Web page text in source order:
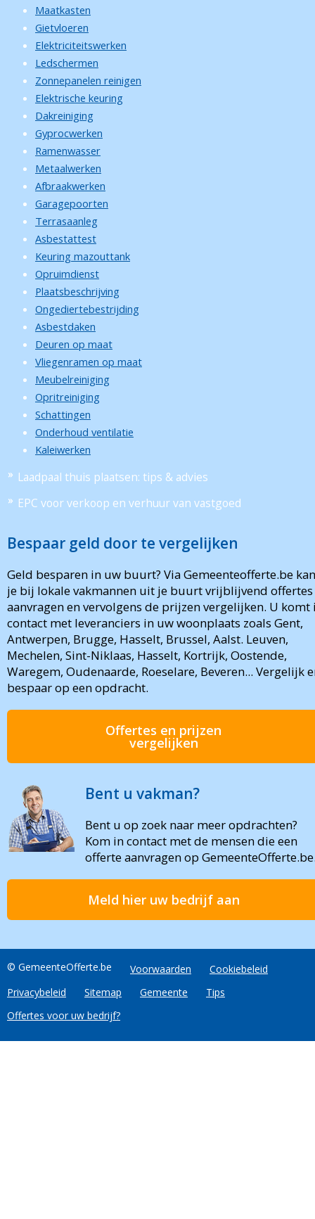
Maatkasten
Gietvloeren
Elektriciteitswerken
Ledschermen
Zonnepanelen reinigen
Elektrische keuring
Dakreiniging
Gyprocwerken
Ramenwasser
Metaalwerken
Afbraakwerken
Garagepoorten
Terrasaanleg
Asbestattest
Keuring mazouttank
Opruimdienst
Plaatsbeschrijving
Ongediertebestrijding
Asbestdaken
Deuren op maat
Vliegenramen op maat
Meubelreiniging
Opritreiniging
Schattingen
Onderhoud ventilatie
Kaleiwerken
Laadpaal thuis plaatsen: tips & advies
EPC voor verkoop en verhuur van vastgoed
Bespaar geld door te vergelijken
Geld besparen in uw buurt? Via Gemeenteofferte.be kan
je bij lokale vakmannen uit je buurt vrijblijvend offertes
aanvragen en vervolgens de prijzen vergelijken. U komt
contact met leveranciers in uw woonplaats zoals Gent,
Antwerpen, Brugge, Hasselt, Brussel, Aalst. Leuven,
Mechelen, Sint-Niklaas, Hasselt, Kortrijk, Oostende,
Waregem, Oudenaarde, Roeselare, Beveren... Vergelijk
bespaar op een opdracht.
Offertes en prijzen
vergelijken
Bent u vakman?
Bent u op zoek naar meer opdrachten?
Kom in contact met de mensen die een
offerte aanvragen op
Meld hier uw bedrijf aan
© GemeenteOfferte.be Voorwaarden
Cookiebeleid
Privacybeleid
Sitemap Gemeente
Tips
Offertes voor uw bedrijf?